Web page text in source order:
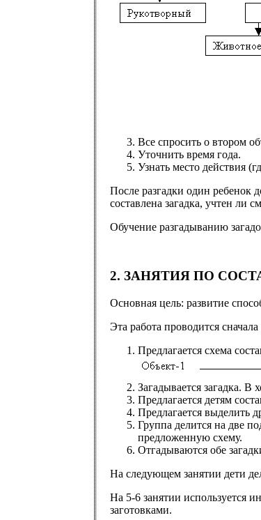
Все спросить о втором
Уточнить время года.
Узнать место действия
После разгадки один ребенок
составлена загадка, учтен ли
Обучение разгадыванию
2. ЗАНЯТИЯ ПО
Основная цель: развитие
Эта работа проводится
Предлагается схема
Загадывается загадка.
Предлагается детям
Предлагается выделить
Группа делится на две
предложенную схему.
Отгадываются обе
На следующем занятии дети
На 5-6 занятии используется
заготовками.